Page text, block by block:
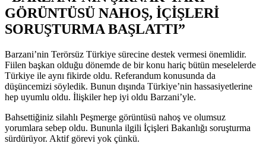
GÖRÜNTÜSÜ NAHOŞ, İÇİŞLERİ
SORUŞTURMA BAŞLATTI”
Barzani’nin Terörsüz Türkiye sürecine destek vermesi önemlidir.
Fiilen başkan olduğu dönemde de bir konu hariç bütün meselelerde
Türkiye ile aynı fikirde oldu. Referandum konusunda da
düşüncemizi söyledik. Bunun dışında Türkiye’nin hassasiyetlerine
hep uyumlu oldu. İlişkiler hep iyi oldu Barzani’yle.
Bahsettiğiniz silahlı Peşmerge görüntüsü nahoş ve olumsuz
yorumlara sebep oldu. Bununla ilgili İçişleri Bakanlığı soruşturma
sürdürüyor. Aktif görevi yok çünkü.